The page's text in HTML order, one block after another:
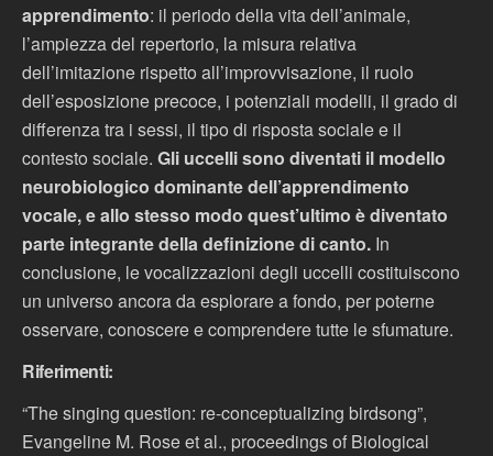
apprendimento: il periodo della vita dell’animale,
l’ampiezza del repertorio, la misura relativa
dell’imitazione rispetto all’improvvisazione, il ruolo
dell’esposizione precoce, i potenziali modelli, il grado di
differenza tra i sessi, il tipo di risposta sociale e il
contesto sociale. Gli uccelli sono diventati il modello
neurobiologico dominante dell’apprendimento
vocale, e allo stesso modo quest’ultimo è diventato
parte integrante della definizione di canto. In
conclusione, le vocalizzazioni degli uccelli costituiscono
un universo ancora da esplorare a fondo, per poterne
osservare, conoscere e comprendere tutte le sfumature.
Riferimenti:
“The singing question: re-conceptualizing birdsong”,
Evangeline M. Rose et al., proceedings of Biological